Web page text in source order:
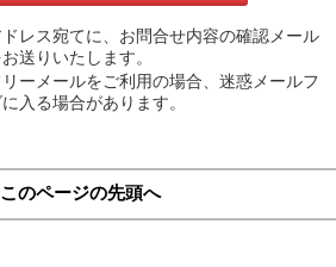
レス宛てに、お問合せ内容の確認メール
送りいたします。
ーメールをご利用の場合、迷惑メールフ
入る場合があります。
このページの先頭へ